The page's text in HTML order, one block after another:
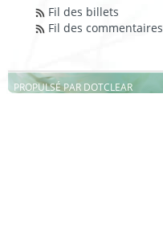
Fil des billets
Fil des commentaires
PROPULSÉ PAR DOTCLEAR